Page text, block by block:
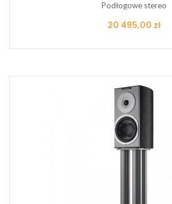
Podłogowe stereo
Cena
20 495,00 zł